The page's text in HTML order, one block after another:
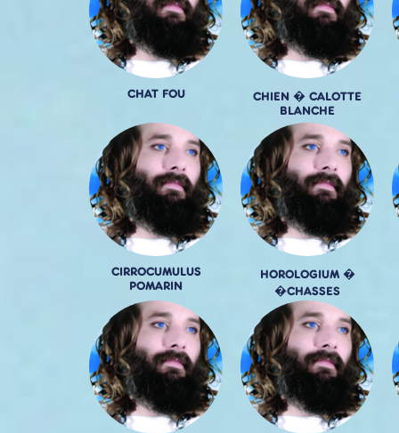
CHAT FOU
CHIEN � CALOTTE
BLANCHE
CIRROCUMULUS
POMARIN
HOROLOGIUM �
�CHASSES